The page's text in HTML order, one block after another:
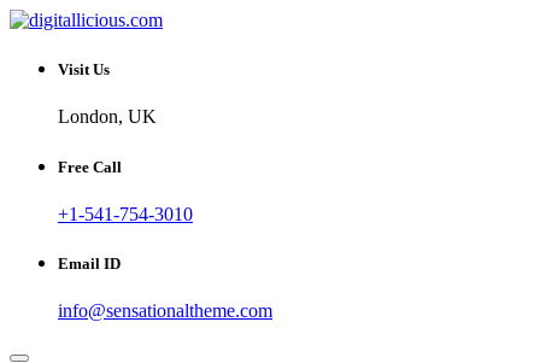
Skip
content
digitallicious.com
Sharing Digital Information
Visit Us
London, UK
Free Call
+1-541-754-3010
Email ID
info@sensationaltheme.com